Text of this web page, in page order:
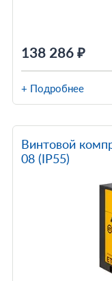
138 286 ₽
+ Подробнее
Винтовой
08 (IP55)